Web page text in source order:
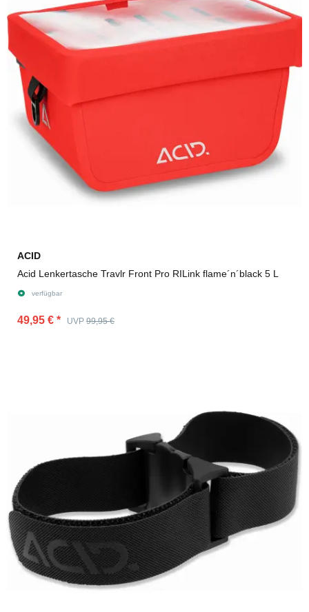
ACID
Acid Lenkertasche Travlr Front Pro RILink flame´n´black 5 L
verfügbar
49,95 € * UVP 99,95 €